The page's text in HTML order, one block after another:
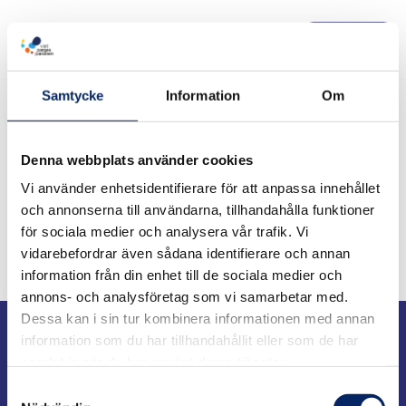
Samtycke Information Om
Denna webbplats använder cookies
Vi använder enhetsidentifierare för att anpassa innehållet
och annonserna till användarna, tillhandahålla funktioner
för sociala medier och analysera vår trafik. Vi
vidarebefordrar även sådana identifierare och annan
information från din enhet till de sociala medier och
annons- och analysföretag som vi samarbetar med.
Dessa kan i sin tur kombinera informationen med annan
information som du har tillhandahållit eller som de har
Hoppa
till
innehåll
Houtskär
Turistinformation